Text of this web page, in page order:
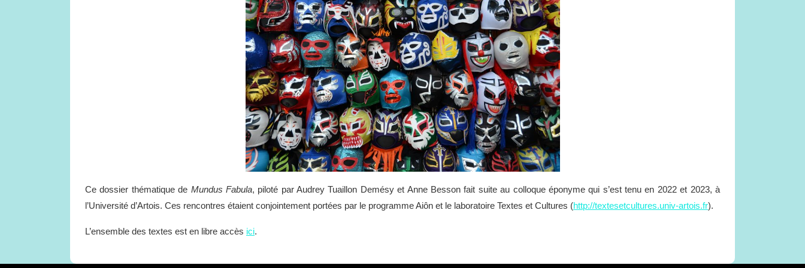
Ce dossier thématique de Mundus Fabula, piloté par Audrey Tuaillon Demésy et Anne Besson fait suite au colloque éponyme qui s’est tenu en 2022 et 2023, à
l’Université d’Artois. Ces rencontres étaient conjointement portées par le programme Aiôn et le laboratoire Textes et Cultures (http://textesetcultures.univ-artois.fr).
L’ensemble des textes est en libre accès ici.